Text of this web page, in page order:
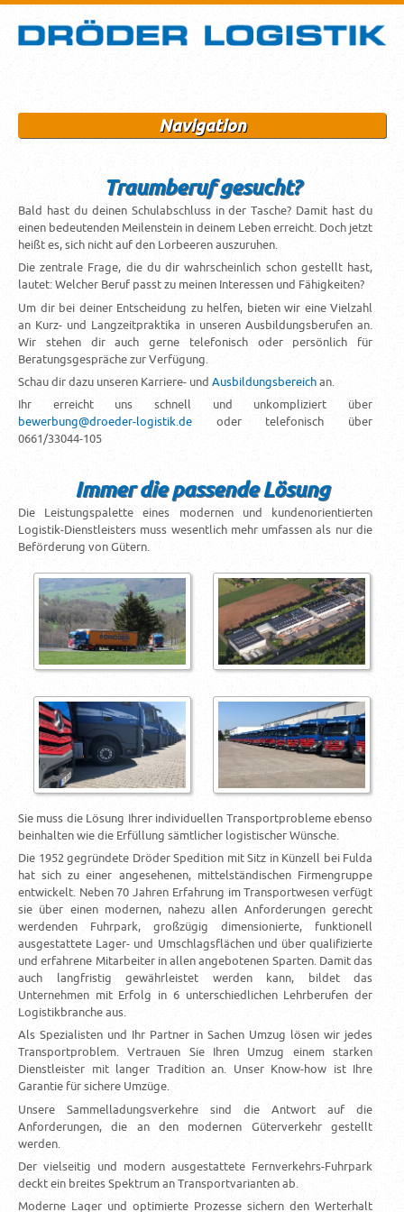
Navigation
Traumberuf gesucht?
Bald hast du deinen Schulabschluss in der Tasche? Damit hast du
einen bedeutenden Meilenstein in deinem Leben erreicht. Doch jetzt
heißt es, sich nicht auf den Lorbeeren auszuruhen.
Die zentrale Frage, die du dir wahrscheinlich schon gestellt hast,
lautet: Welcher Beruf passt zu meinen Interessen und Fähigkeiten?
Um dir bei deiner Entscheidung zu helfen, bieten wir eine Vielzahl
an Kurz- und Langzeitpraktika in unseren Ausbildungsberufen an.
Wir stehen dir auch gerne telefonisch oder persönlich für
Beratungsgespräche zur Verfügung.
Schau dir dazu unseren Karriere- und Ausbildungsbereich an.
Ihr erreicht uns schnell und unkompliziert über
bewerbung@droeder-logistik.de oder telefonisch über
0661/33044-105
Immer die passende Lösung
Die Leistungspalette eines modernen und kundenorientierten
Logistik-Dienstleisters muss wesentlich mehr umfassen als nur die
Beförderung von Gütern.
Sie muss die Lösung Ihrer individuellen Transportprobleme ebenso
beinhalten wie die Erfüllung sämtlicher logistischer Wünsche.
Die 1952 gegründete Dröder Spedition mit Sitz in Künzell bei Fulda
hat sich zu einer angesehenen, mittelständischen Firmengruppe
entwickelt. Neben 70 Jahren Erfahrung im Transportwesen verfügt
sie über einen modernen, nahezu allen Anforderungen gerecht
werdenden Fuhrpark, großzügig dimensionierte, funktionell
ausgestattete Lager- und Umschlagsflächen und über qualifizierte
und erfahrene Mitarbeiter in allen angebotenen Sparten. Damit das
auch langfristig gewährleistet werden kann, bildet das
Unternehmen mit Erfolg in 6 unterschiedlichen Lehrberufen der
Logistikbranche aus.
Als Spezialisten und Ihr Partner in Sachen Umzug lösen wir jedes
Transportproblem. Vertrauen Sie Ihren Umzug einem starken
Dienstleister mit langer Tradition an. Unser Know-how ist Ihre
Garantie für sichere Umzüge.
Unsere Sammelladungsverkehre sind die Antwort auf die
Anforderungen, die an den modernen Güterverkehr gestellt
werden.
Der vielseitig und modern ausgestattete Fernverkehrs-Fuhrpark
deckt ein breites Spektrum an Transportvarianten ab.
Moderne Lager und optimierte Prozesse sichern den Werterhalt